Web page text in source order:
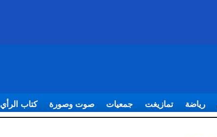
رياضة تمازيغت جمعيات صوت وصورة كتاب الرأي